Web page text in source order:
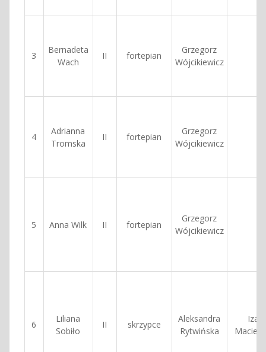
3
Bernadeta
Wach
II fortepian
Grzegorz
Wójcikiewicz
4
Adrianna
Tromska
II fortepian
Grzegorz
Wójcikiewicz
5 Anna Wilk II fortepian
Grzegorz
Wójcikiewicz
6
Liliana
Sobiło
II skrzypce
Aleksandra
Rytwińska